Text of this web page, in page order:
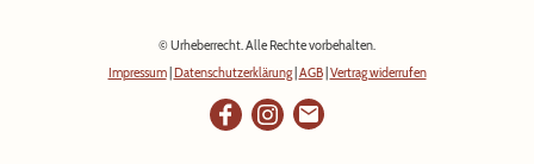
© Urheberrecht. Alle Rechte vorbehalten.
Impressum| Datenschutzerklärung| AGB| Vertrag widerrufen